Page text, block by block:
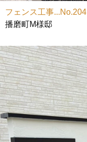
フェンス工事...No.204
播磨町M様邸